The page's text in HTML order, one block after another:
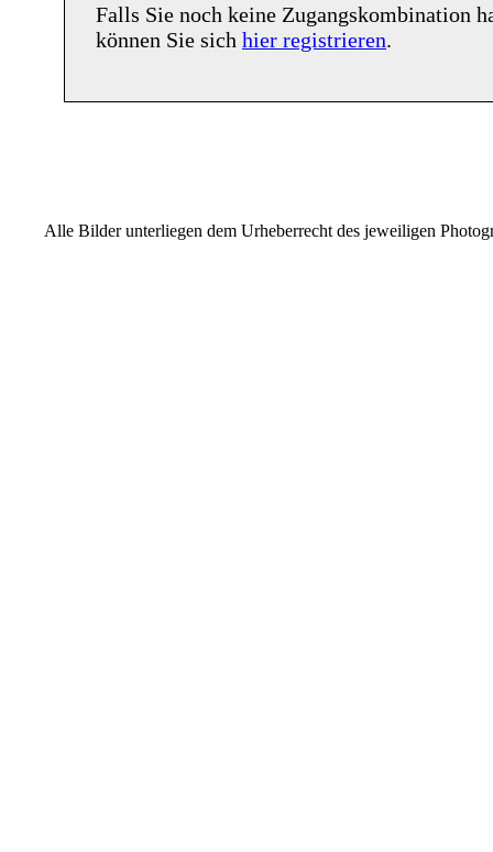
Falls Sie noch keine Zugangskombination
können Sie sich hier registrieren.
Alle Bilder unterliegen dem Urheberrecht des jeweiligen